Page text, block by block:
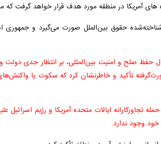
های آمریکا در منطقه مورد هدف قرار خواهد
حقوق بین‌الملل صورت می‌گیرد و جمهوری
حفظ صلح و امنیت بین‌المللی، بر انتظار جدی
تأکید و خاطرنشان کرد که سکوت یا واکنش‌های
ایالات متحده آمریکا و رژیم اسرائیل
وجود ندارد.